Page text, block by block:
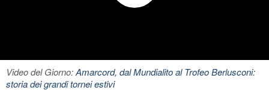
Video del Giorno:Amarcord, dal Mundialito al Trofeo Berlusconi:
storia dei grandi tornei estivi